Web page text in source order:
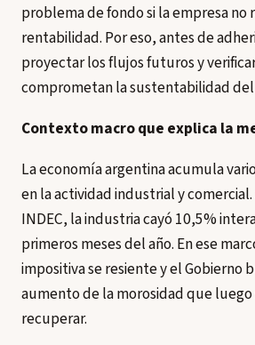
problema de fondo si la empresa no
rentabilidad. Por eso, antes de
proyectar los flujos futuros y
comprometan la sustentabilidad del
Contexto macro que explica la
La economía argentina acumula
en la actividad industrial y
INDEC, la industria cayó 10,5%
primeros meses del año. En ese
impositiva se resiente y el Gobierno
aumento de la morosidad que luego
recuperar.